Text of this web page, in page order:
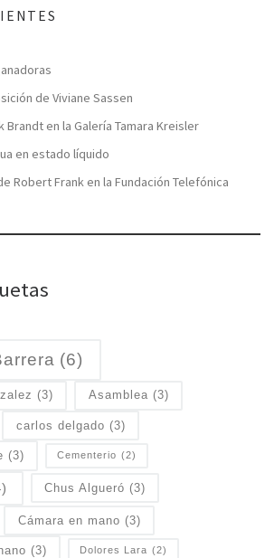
de Viviane Sassen
Brandt en la Galería Tamara Kreisler
en estado líquido
Robert Frank en la Fundación Telefónica
(6)
(3) Asamblea (3)
carlos delgado (3)
(3) Cementerio (2)
Chus Algueró (3)
Cámara en mano (3)
(3) Dolores Lara (2)